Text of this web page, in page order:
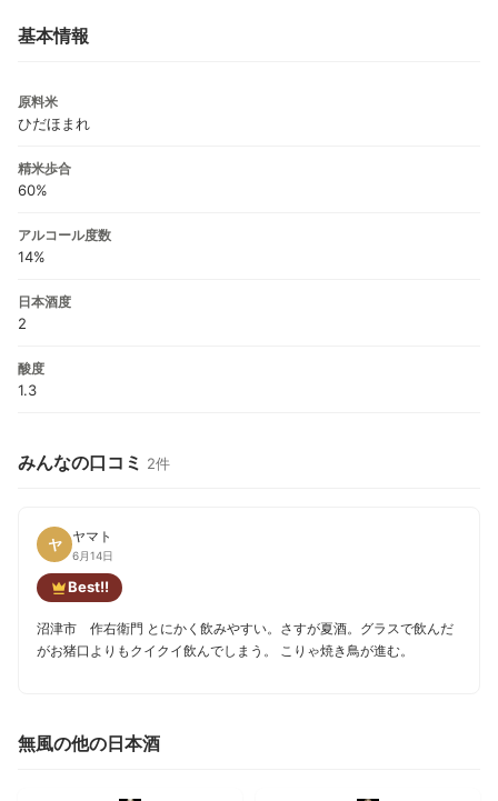
基本情報
原料米
ひだほまれ
精米歩合
60%
アルコール度数
14%
日本酒度
2
酸度
1.3
みんなの口コミ 2件
ヤ ヤマト
6月14日
Best!!
沼津市 作右衛門 とにかく飲みやすい。さすが夏酒。グラスで飲んだ
がお猪口よりもクイクイ飲んでしまう。 こりゃ焼き鳥が進む。
無風の他の日本酒